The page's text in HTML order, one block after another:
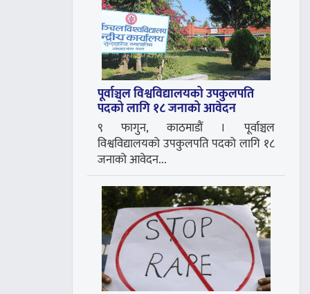
पूर्वाञ्चल विश्वविद्यालयको उपकुलपति
पदको लागि १८ जनाको आवेदन
९ फागुन, काठमाडौं । पूर्वाञ्चल
विश्वविद्यालयको उपकुलपति पदको लागि १८
जनाको आवेदन...